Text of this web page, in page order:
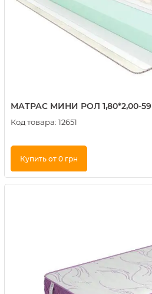
МАТРАС МИНИ РОЛ 1,80*2,00-59
Код товара: 12651
Купить от 0 грн
Купить в 1 клик